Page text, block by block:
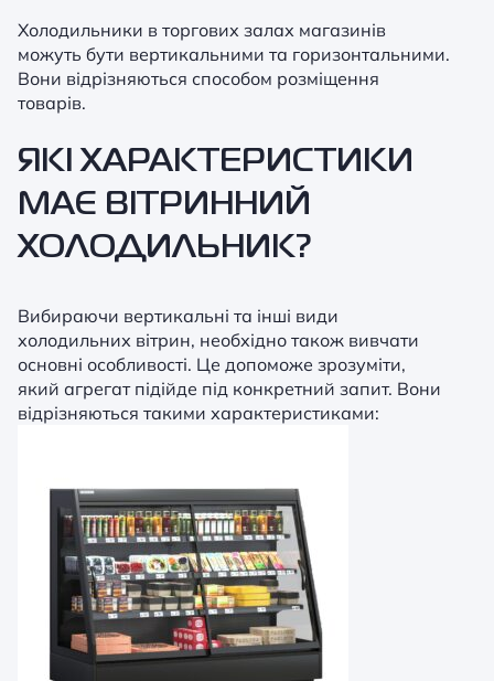
Холодильники в торгових залах магазинів
можуть бути вертикальними та горизонтальними.
Вони відрізняються способом розміщення
товарів.
ЯКІ ХАРАКТЕРИСТИКИ
МАЄ ВІТРИННИЙ
ХОЛОДИЛЬНИК?
Вибираючи вертикальні та інші види
холодильних вітрин, необхідно також вивчати
основні особливості. Це допоможе зрозуміти,
який агрегат підійде під конкретний запит. Вони
відрізняються такими характеристиками: